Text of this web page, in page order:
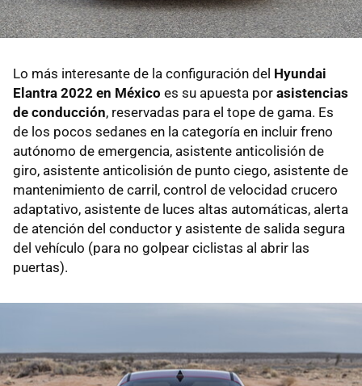
Lo más interesante de la configuración del Hyundai
Elantra 2022 en México es su apuesta por asistencias
de conducción, reservadas para el tope de gama. Es
de los pocos sedanes en la categoría en incluir freno
autónomo de emergencia, asistente anticolisión de
giro, asistente anticolisión de punto ciego, asistente de
mantenimiento de carril, control de velocidad crucero
adaptativo, asistente de luces altas automáticas, alerta
de atención del conductor y asistente de salida segura
del vehículo (para no golpear ciclistas al abrir las
puertas).